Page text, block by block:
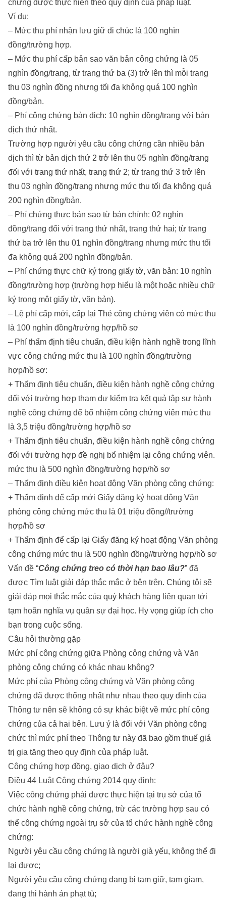
chứng được thực hiện theo quy định của pháp luật.
Ví dụ:
– Mức thu phí nhận lưu giữ di chúc là 100 nghìn
đồng/trường hợp.
– Mức thu phí cấp bản sao văn bản công chứng là 05
nghìn đồng/trang, từ trang thứ ba (3) trở lên thì mỗi trang
thu 03 nghìn đồng nhưng tối đa không quá 100 nghìn
đồng/bản.
– Phí công chứng bản dịch: 10 nghìn đồng/trang với bản
dịch thứ nhất.
Trường hợp người yêu cầu công chứng cần nhiều bản
dịch thì từ bản dịch thứ 2 trở lên thu 05 nghìn đồng/trang
đối với trang thứ nhất, trang thứ 2; từ trang thứ 3 trở lên
thu 03 nghìn đồng/trang nhưng mức thu tối đa không quá
200 nghìn đồng/bản.
– Phí chứng thực bản sao từ bản chính: 02 nghìn
đồng/trang đối với trang thứ nhất, trang thứ hai; từ trang
thứ ba trở lên thu 01 nghìn đồng/trang nhưng mức thu tối
đa không quá 200 nghìn đồng/bản.
– Phí chứng thực chữ ký trong giấy tờ, văn bản: 10 nghìn
đồng/trường hợp (trường hợp hiểu là một hoặc nhiều chữ
ký trong một giấy tờ, văn bản).
– Lệ phí cấp mới, cấp lại Thẻ công chứng viên có mức thu
là 100 nghìn đồng/trường hợp/hồ sơ
– Phí thẩm định tiêu chuẩn, điều kiện hành nghề trong lĩnh
vực công chứng mức thu là 100 nghìn đồng/trường
hợp/hồ sơ:
+ Thẩm định tiêu chuẩn, điều kiện hành nghề công chứng
đối với trường hợp tham dự kiểm tra kết quả tập sự hành
nghề công chứng để bổ nhiệm công chứng viên mức thu
là 3,5 triệu đồng/trường hợp/hồ sơ
+ Thẩm định tiêu chuẩn, điều kiện hành nghề công chứng
đối với trường hợp đề nghị bổ nhiệm lại công chứng viên.
mức thu là 500 nghìn đồng/trường hợp/hồ sơ
– Thẩm định điều kiện hoạt động Văn phòng công chứng:
+ Thẩm định để cấp mới Giấy đăng ký hoạt động Văn
phòng công chứng mức thu là 01 triệu đồng//trường
hợp/hồ sơ
+ Thẩm định để cấp lại Giấy đăng ký hoạt động Văn phòng
công chứng mức thu là 500 nghìn đồng//trường hợp/hồ sơ
Vấn đề “Công chứng treo có thời hạn bao lâu?” đã
được Tìm luật giải đáp thắc mắc ở bên trên. Chúng tôi sẽ
giải đáp mọi thắc mắc của quý khách hàng liên quan tới
tạm hoãn nghĩa vụ quân sự đại học. Hy vọng giúp ích cho
bạn trong cuộc sống.
Câu hỏi thường gặp
Mức phí công chứng giữa Phòng công chứng và Văn
phòng công chứng có khác nhau không?
Mức phí của Phòng công chứng và Văn phòng công
chứng đã được thống nhất như nhau theo quy định của
Thông tư nên sẽ không có sự khác biệt về mức phí công
chứng của cả hai bên. Lưu ý là đối với Văn phòng công
chức thì mức phí theo Thông tư này đã bao gồm thuế giá
trị gia tăng theo quy định của pháp luật.
Công chứng hợp đồng, giao dịch ở đâu?
Điều 44 Luật Công chứng 2014 quy định:
Việc công chứng phải được thực hiện tại trụ sở của tổ
chức hành nghề công chứng, trừ các trường hợp sau có
thể công chứng ngoài trụ sở của tổ chức hành nghề công
chứng:
Người yêu cầu công chứng là người già yếu, không thể đi
lại được;
Người yêu cầu công chứng đang bị tạm giữ, tạm giam,
đang thi hành án phạt tù;